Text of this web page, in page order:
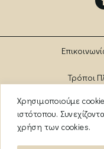
Χρησιμοποιούμε
ιστότοπου.
χρήση των cookies.
Τρόποι
Πολιτική
Όροι Χρήσης